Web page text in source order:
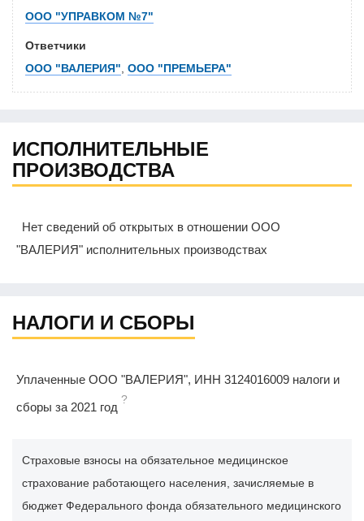
ООО "УПРАВКОМ №7"
Ответчики
ООО "ВАЛЕРИЯ" ООО "ПРЕМЬЕРА"
ИСПОЛНИТЕЛЬНЫЕ
ПРОИЗВОДСТВА
Нет сведений об открытых в отношении ООО
"ВАЛЕРИЯ" исполнительных производствах
НАЛОГИ И СБОРЫ
Уплаченные ООО "ВАЛЕРИЯ", ИНН 3124016009 налоги и
сборы за 2021 год
?
Страховые взносы на обязательное медицинское
страхование работающего населения, зачисляемые в
бюджет Федерального фонда обязательного медицинского